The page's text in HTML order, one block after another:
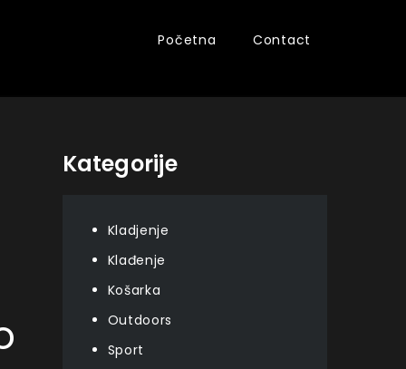
Početna Contact
Kategorije
Kladjenje
Klađenje
Košarka
Outdoors
Sport